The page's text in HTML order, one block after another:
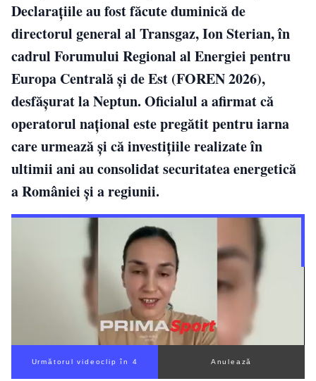
Declarațiile au fost făcute duminică de
directorul general al Transgaz, Ion Sterian, în
cadrul Forumului Regional al Energiei pentru
Europa Centrală și de Est (FOREN 2026),
desfășurat la Neptun. Oficialul a afirmat că
operatorul național este pregătit pentru iarna
care urmează și că investițiile realizate în
ultimii ani au consolidat securitatea energetică
a României și a regiunii.
Următorul videoclip în 3 Anulează